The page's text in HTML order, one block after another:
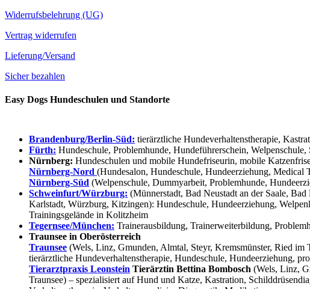
Widerrufsbelehrung (UG)
Vertrag widerrufen
Lieferung/Versand
Sicher bezahlen
Easy Dogs Hundeschulen und Standorte
Brandenburg/Berlin-Süd: tierärztliche Hundeverhaltenstherapie,
Fürth: Hundeschule, Problemhunde, Hundeführerschein,
Nürnberg: Hundeschulen und mobile Hundefriseurin, mobile
Nürnberg-Nord (Hundesalon, Hundeschule, Hundeerziehung, Medical
Nürnberg-Süd (Welpenschule, Dummyarbeit, Problemhunde,
Schweinfurt/Würzburg: (Münnerstadt, Bad Neustadt an der Saale,
Karlstadt, Würzburg, Kitzingen): Hundeschule, Hundeerziehung,
Trainingsgelände in Kolitzheim
Tegernsee/München: Trainerausbildung, Trainerweiterbildung,
Traunsee in Oberösterreich
Traunsee (Wels, Linz, Gmunden, Almtal, Steyr, Kremsmünster, Ried
tierärztliche Hundeverhaltenstherapie, Hundeschule, Hundeerziehung,
Tierarztpraxis Leonstein Tierärztin Bettina Bombosch (Wels, Linz,
Traunsee) – spezialisiert auf Hund und Katze, Kastration,